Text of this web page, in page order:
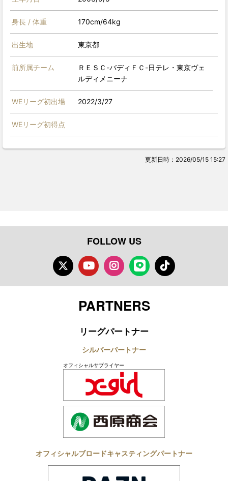
身長 / 体重 170cm/64kg
出生地 東京都
前所属チーム
ＲＥＳＣ-バディＦＣ-日テレ・東京ヴェ
ルディメニーナ
WEリーグ初出場 2022/3/27
WEリーグ初得点
更新日時：2026/05/15 15:27
FOLLOW US
TwitterYoutubeInstagram
LINE TikTok
PARTNERS
リーグパートナー
シルバーパートナー
オフィシャルサプライヤー
オフィシャルブロードキャスティングパートナー